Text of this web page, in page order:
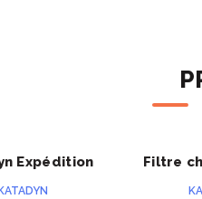
ACHETER
Expédition
KATADYN
Filtre